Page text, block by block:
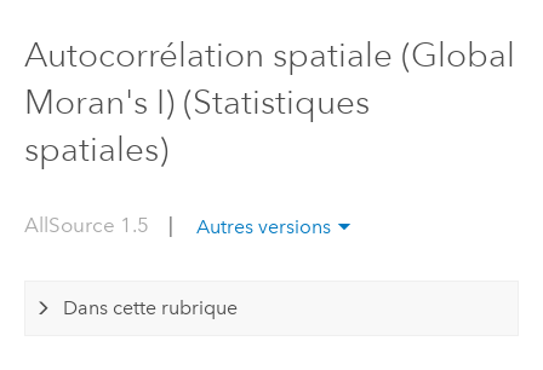
Autocorrélation spatiale (Global
Moran's I) (Statistiques
spatiales)
AllSource 1.5 Autres versions
Dans cette rubrique